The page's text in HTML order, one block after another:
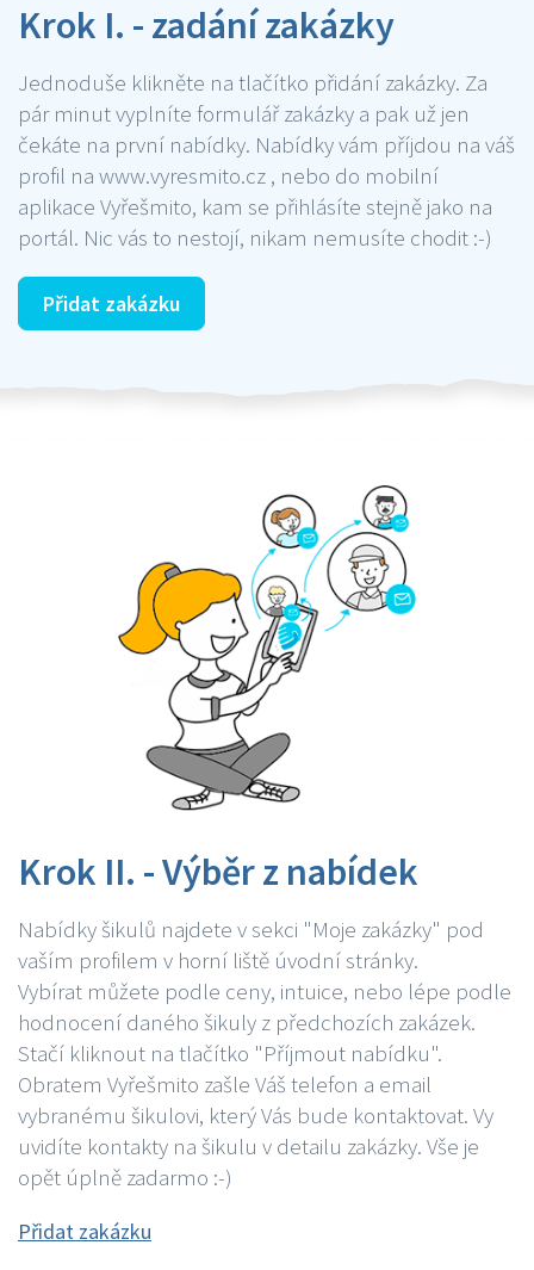
Krok I. - zadání zakázky
Jednoduše klikněte na tlačítko přidání zakázky. Za
pár minut vyplníte formulář zakázky a pak už jen
čekáte na první nabídky. Nabídky vám příjdou na váš
profil na www.vyresmito.cz , nebo do mobilní
aplikace Vyřešmito, kam se přihlásíte stejně jako na
portál. Nic vás to nestojí, nikam nemusíte chodit :-)
Přidat zakázku
Krok II. - Výběr z nabídek
Nabídky šikulů najdete v sekci "Moje zakázky" pod
vaším profilem v horní liště úvodní stránky.
Vybírat můžete podle ceny, intuice, nebo lépe podle
hodnocení daného šikuly z předchozích zakázek.
Stačí kliknout na tlačítko "Příjmout nabídku".
Obratem Vyřešmito zašle Váš telefon a email
vybranému šikulovi, který Vás bude kontaktovat. Vy
uvidíte kontakty na šikulu v detailu zakázky. Vše je
opět úplně zadarmo :-)
Přidat zakázku